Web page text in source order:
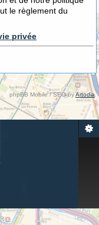
le règlement du
privée
phpBB Mobile / SEO byArtodia .